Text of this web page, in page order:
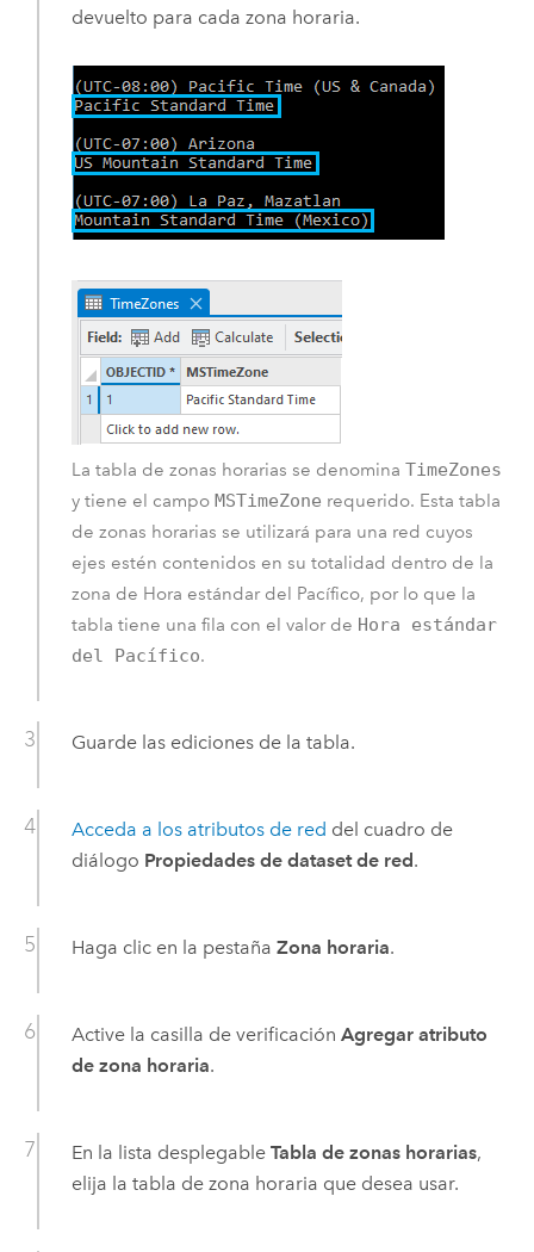
devuelto para cada zona horaria.
La tabla de zonas horarias se denomina TimeZones
y tiene el campo MSTimeZone requerido. Esta tabla
de zonas horarias se utilizará para una red cuyos
ejes estén contenidos en su totalidad dentro de la
zona de Hora estándar del Pacífico, por lo que la
tabla tiene una fila con el valor de Hora estándar
del Pacífico.
Guarde las ediciones de la tabla.
Acceda a los atributos de red del cuadro de
diálogo Propiedades de dataset de red.
Haga clic en la pestaña Zona horaria.
Active la casilla de verificación Agregar atributo
de zona horaria.
En la lista desplegable Tabla de zonas horarias,
elija la tabla de zona horaria que desea usar.